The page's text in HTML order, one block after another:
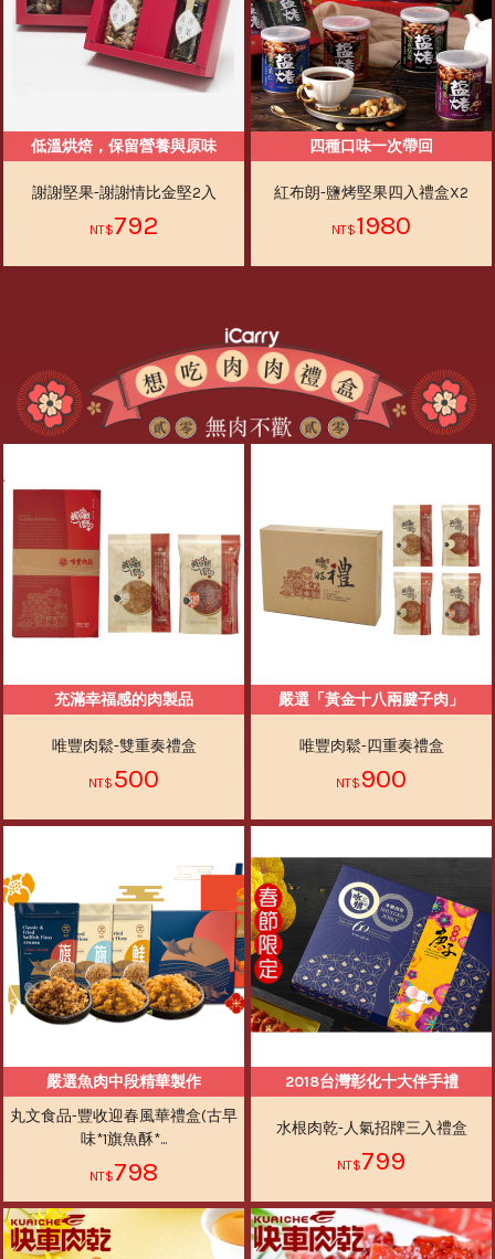
低溫烘焙，保留營養與原味
謝謝堅果-謝謝情比金堅2入
792
四種口味一次帶回
紅布朗-鹽烤堅果四入禮盒X2
1980
充滿幸福感的肉製品
唯豐肉鬆-雙重奏禮盒
500
嚴選「黃金十八兩腱子肉」
唯豐肉鬆-四重奏禮盒
900
嚴選魚肉中段精華製作
丸文食品-豐收迎春風華禮盒(古早
味*1旗魚酥*...
798
2018台灣彰化十大伴手禮
水根肉乾-人氣招牌三入禮盒
799